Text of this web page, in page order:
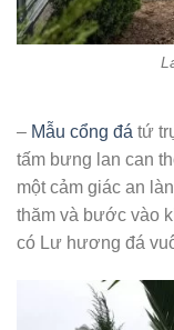
– Mẫu cổng đá tứ
tấm bưng lan can
một cảm giác an
thăm và bước vào
có Lư hương đá